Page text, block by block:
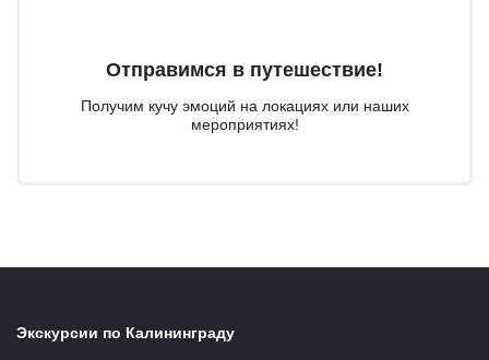
туристических маршрутов. После такой прогулки город
становится не просто красивым курортом, а местом,
которое хочется понять и полюбить.
Отправимся в путешествие!
Получим кучу эмоций на локациях или наших
мероприятиях!
Экскурсии по Калининграду